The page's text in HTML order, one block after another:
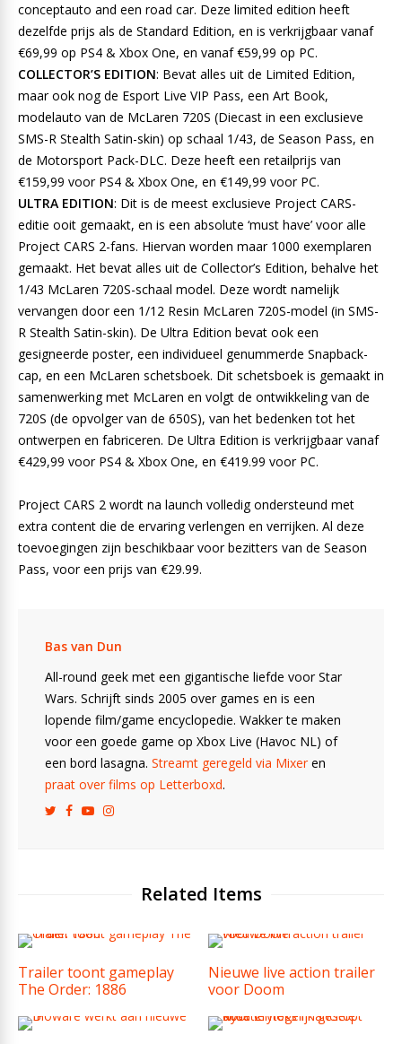
conceptauto and een road car. Deze limited edition heeft
dezelfde prijs als de Standard Edition, en is verkrijgbaar vanaf
€69,99 op PS4 & Xbox One, en vanaf €59,99 op PC.
COLLECTOR’S EDITION: Bevat alles uit de Limited Edition,
maar ook nog de Esport Live VIP Pass, een Art Book,
modelauto van de McLaren 720S (Diecast in een exclusieve
SMS-R Stealth Satin-skin) op schaal 1/43, de Season Pass, en
de Motorsport Pack-DLC. Deze heeft een retailprijs van
€159,99 voor PS4 & Xbox One, en €149,99 voor PC.
ULTRA EDITION: Dit is de meest exclusieve Project CARS-
editie ooit gemaakt, en is een absolute ‘must have’ voor alle
Project CARS 2-fans. Hiervan worden maar 1000 exemplaren
gemaakt. Het bevat alles uit de Collector’s Edition, behalve het
1/43 McLaren 720S-schaal model. Deze wordt namelijk
vervangen door een 1/12 Resin McLaren 720S-model (in SMS-
R Stealth Satin-skin). De Ultra Edition bevat ook een
gesigneerde poster, een individueel genummerde Snapback-
cap, en een McLaren schetsboek. Dit schetsboek is gemaakt in
samenwerking met McLaren en volgt de ontwikkeling van de
720S (de opvolger van de 650S), van het bedenken tot het
ontwerpen en fabriceren. De Ultra Edition is verkrijgbaar vanaf
€429,99 voor PS4 & Xbox One, en €419.99 voor PC.
Project CARS 2 wordt na launch volledig ondersteund met
extra content die de ervaring verlengen en verrijken. Al deze
toevoegingen zijn beschikbaar voor bezitters van de Season
Pass, voor een prijs van €29.99.
Bas van Dun
All-round geek met een gigantische liefde voor Star
Wars. Schrijft sinds 2005 over games en is een
lopende film/game encyclopedie. Wakker te maken
voor een goede game op Xbox Live (Havoc NL) of
een bord lasagna. Streamt geregeld via Mixeren
praat over films op Letterboxd.
Related Items
Trailer toont gameplay
The Order: 1886
Nieuwe live action trailer
voor Doom